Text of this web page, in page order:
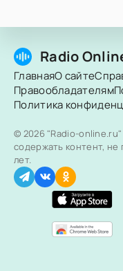
Radio
ГлавнаяО сайте
Правообладателям
Политика
© 2026 "Radio-
содержать контент,
лет.